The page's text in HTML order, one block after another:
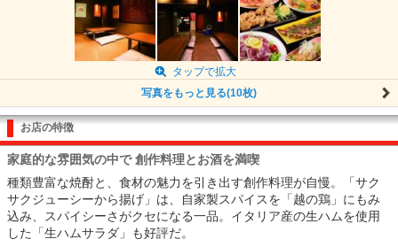
タップで拡大
写真をもっと見る(10枚)
お店の特徴
家庭的な雰囲気の中で 創作料理とお酒を満喫
種類豊富な焼酎と、食材の魅力を引き出す創作料理が自慢。「サク
サクジューシーから揚げ」は、自家製スパイスを「越の鶏」にもみ
込み、スパイシーさがクセになる一品。イタリア産の生ハムを使用
した「生ハムサラダ」も好評だ。